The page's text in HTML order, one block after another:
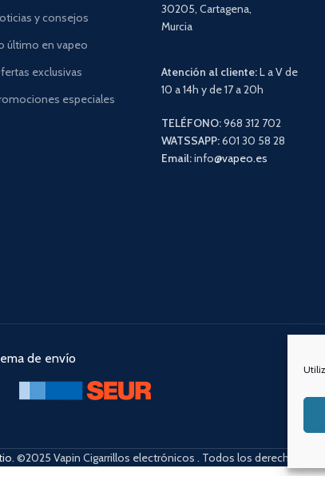
y consejos
último en vapeo
exclusivas
especiales
30205, Cartagena,
Murcia
Atención al cliente:L a V de
10 a 14h y de 17 a 20h
TELÉFONO:968 312 702
WATSSAPP:601 30 58 28
Email:info@vapeo.es
de envío
. ©2025 Vapin Cigarrillos electrónicos . Todos los derechos